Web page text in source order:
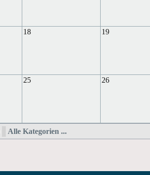
18 19
25 26
Alle Kategorien ...